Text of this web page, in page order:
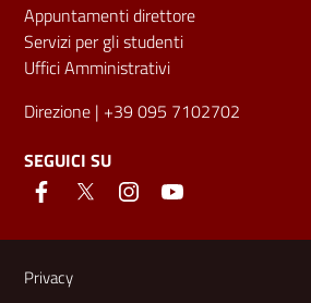
Appuntamenti direttore
Servizi per gli studenti
Uffici Amministrativi
Direzione | +39 095 7102702
SEGUICI SU
Link e informazioni utili
Privacy